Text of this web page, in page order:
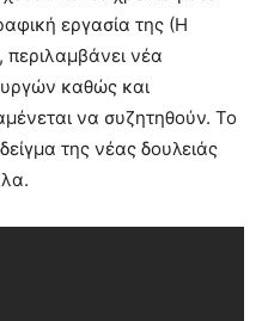
εργασία της (Η
περιλαμβάνει νέα
καθώς και
να συζητηθούν. Το
της νέας δουλειάς